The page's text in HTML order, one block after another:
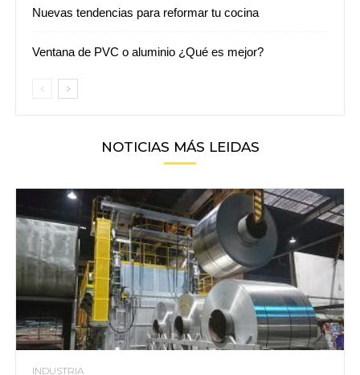
Nuevas tendencias para reformar tu cocina
Ventana de PVC o aluminio ¿Qué es mejor?
NOTICIAS MÁS LEIDAS
INDUSTRIA